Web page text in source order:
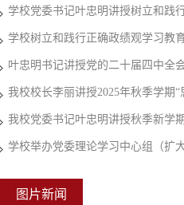
学校党委书记叶忠明讲授树立和践
学校树立和践行正确政绩观学习教
叶忠明书记讲授党的二十届四中全
我校校长李丽讲授2025年秋季学期“
我校党委书记叶忠明讲授秋季新学
学校举办党委理论学习中心组（扩
图片新闻